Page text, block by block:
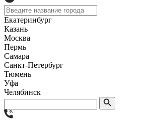
Екатеринбург
Казань
Москва
Пермь
Самара
Санкт-Петербург
Тюмень
Уфа
Челябинск